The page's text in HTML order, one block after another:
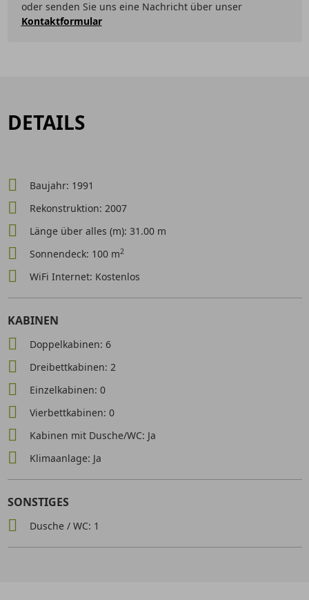
oder senden Sie uns eine Nachricht über unser
Kontaktformular
DETAILS
Baujahr: 1991
Rekonstruktion: 2007
Länge über alles (m): 31.00 m
Sonnendeck: 100 m2
WiFi Internet: Kostenlos
KABINEN
Doppelkabinen: 6
Dreibettkabinen: 2
Einzelkabinen: 0
Vierbettkabinen: 0
Kabinen mit Dusche/WC: Ja
Klimaanlage: Ja
SONSTIGES
Dusche / WC: 1